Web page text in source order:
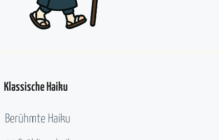
Klassische Haiku
Berühmte Haiku